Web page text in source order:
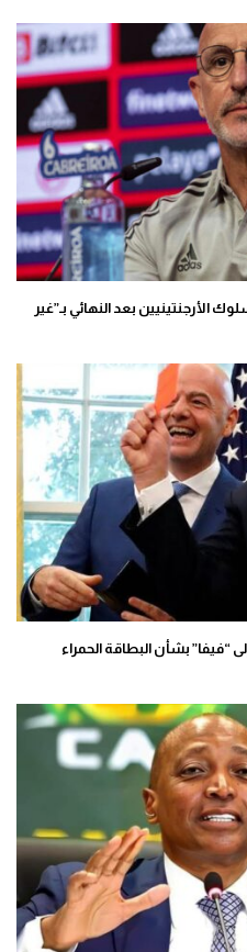
سلوك الأرجنتينيين بعد النهائي بـ”غير
بشأن البطاقة الحمراء